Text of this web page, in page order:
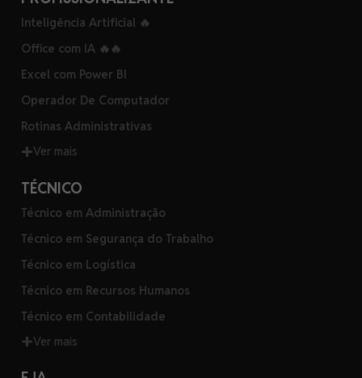
Inteligência Artificial 🔥
Office com IA 🔥🔥
Excel com Power BI
Operador De Computador
Rotinas Administrativas
Ver mais
TÉCNICO
Técnico em Administração
Técnico em Segurança do Trabalho
Técnico em Logística
Técnico em Recursos Humanos
Técnico em Contabilidade
Ver mais